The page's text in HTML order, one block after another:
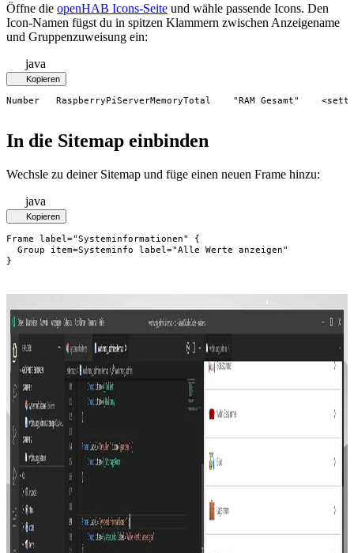
Öffne die openHAB Icons-Seite und wähle passende Icons. Den
Icon-Namen fügst du in spitzen Klammern zwischen Anzeigename
und Gruppenzuweisung ein:
java
Kopieren
Number   RaspberryPiServerMemoryTotal    "RAM Gesamt"
In die Sitemap einbinden
Wechsle zu deiner Sitemap und füge einen neuen Frame hinzu:
java
Kopieren
Frame label="Systeminformationen" {
  Group item=Systeminfo label="Alle Werte anzeigen"
}